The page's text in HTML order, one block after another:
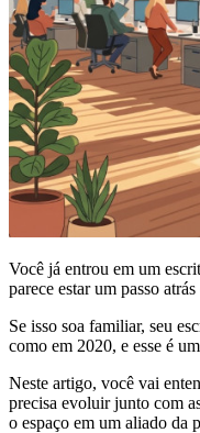
Você já entrou em um
parece estar um passo
Se isso soa familiar, seu
como em 2020, e esse é
Neste artigo, você vai
precisa evoluir junto com
o espaço em um aliado da